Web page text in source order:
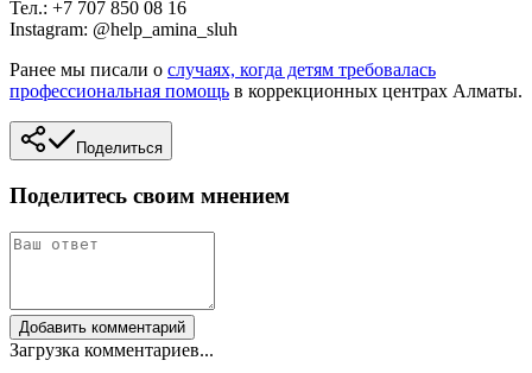
Тел.: +7 707 850 08 16
Instagram: @help_amina_sluh
Ранее мы писали о случаях, когда детям требовалась
профессиональная помощь в коррекционных центрах Алматы.
Поделиться
Поделитесь своим мнением
Добавить комментарий
Загрузка комментариев...